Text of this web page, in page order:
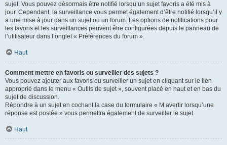
sujet. Vous pouvez désormais être notifié lorsqu’un sujet favoris a été mis à
jour. Cependant, la surveillance vous permet également d’être notifié lorsqu’il y
a une mise à jour dans un sujet ou un forum. Les options de notifications pour
les favoris et les surveillances peuvent être configurées depuis le panneau de
l’utilisateur dans l’onglet « Préférences du forum ».
Haut
Comment mettre en favoris ou surveiller des sujets ?
Vous pouvez ajouter aux favoris ou surveiller un sujet en cliquant sur le lien
approprié dans le menu « Outils de sujet », souvent placé en haut et en bas du
sujet de discussion.
Répondre à un sujet en cochant la case du formulaire « M’avertir lorsqu’une
réponse est postée » vous permettra également de surveiller le sujet.
Haut